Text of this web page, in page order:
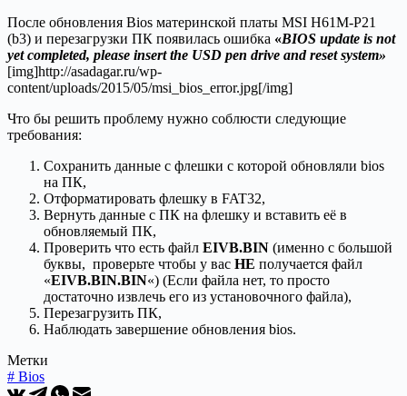
После обновления Bios материнской платы MSI H61M-P21
(b3) и перезагрузки ПК появилась ошибка «BIOS update is not
yet completed, please insert the USD pen drive and reset system»
[img]http://asadagar.ru/wp-
content/uploads/2015/05/msi_bios_error.jpg[/img]
Что бы решить проблему нужно соблюсти следующие
требования:
Сохранить данные с флешки с которой обновляли bios
на ПК,
Отформатировать флешку в FAT32,
Вернуть данные с ПК на флешку и вставить её в
обновляемый ПК,
Проверить что есть файл EIVB.BIN (именно с большой
буквы, проверьте чтобы у вас НЕ получается файл
«EIVB.BIN.BIN«) (Если файла нет, то просто
достаточно извлечь его из установочного файла),
Перезагрузить ПК,
Наблюдать завершение обновления bios.
Метки
# Bios